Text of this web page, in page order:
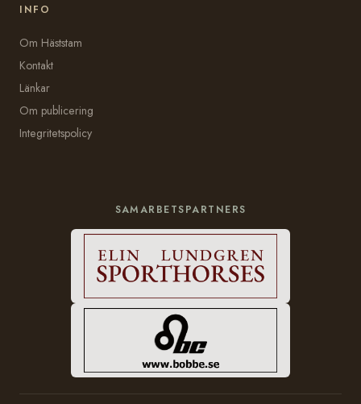
INFO
Om Häststam
Kontakt
Länkar
Om publicering
Integritetspolicy
SAMARBETSPARTNERS